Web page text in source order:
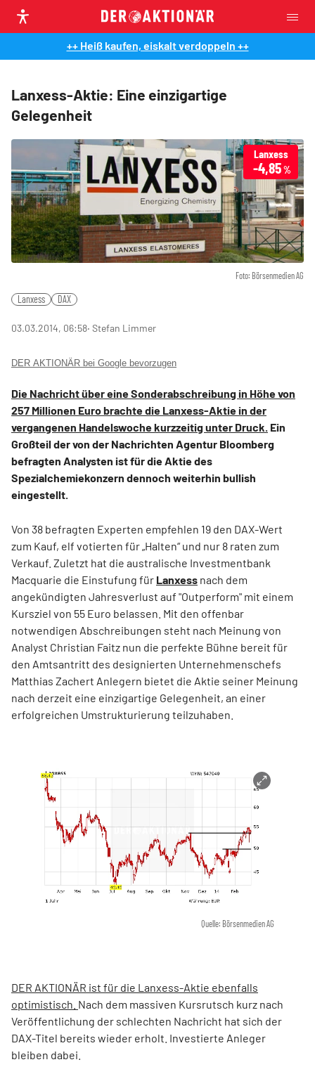
++ Heiß kaufen, eiskalt verdoppeln ++
Lanxess-Aktie: Eine einzigartige
Gelegenheit
Foto: Börsenmedien AG
Lanxess
-4,85%
Lanxess DAX
03.03.2014, 06:58‧ Stefan Limmer
DER AKTIONÄR bei Google bevorzugen
Die Nachricht über eine Sonderabschreibung in Höhe von
257 Millionen Euro brachte die Lanxess-Aktie in der
vergangenen Handelswoche kurzzeitig unter Druck. Ein
Großteil der von der Nachrichten Agentur Bloomberg
befragten Analysten ist für die Aktie des
Spezialchemiekonzern dennoch weiterhin bullish
eingestellt.
Von 38 befragten Experten empfehlen 19 den DAX-Wert
zum Kauf, elf votierten für „Halten“ und nur 8 raten zum
Verkauf. Zuletzt hat die australische Investmentbank
Macquarie die Einstufung für Lanxess nach dem
angekündigten Jahresverlust auf "Outperform" mit einem
Kursziel von 55 Euro belassen. Mit den offenbar
notwendigen Abschreibungen steht nach Meinung von
Analyst Christian Faitz nun die perfekte Bühne bereit für
den Amtsantritt des designierten Unternehmenschefs
Matthias Zachert Anlegern bietet die Aktie seiner Meinung
nach derzeit eine einzigartige Gelegenheit, an einer
erfolgreichen Umstrukturierung teilzuhaben.
Quelle: Börsenmedien AG
DER AKTIONÄR ist für die Lanxess-Aktie ebenfalls
optimistisch. Nach dem massiven Kursrutsch kurz nach
Veröffentlichung der schlechten Nachricht hat sich der
DAX-Titel bereits wieder erholt. Investierte Anleger
bleiben dabei.